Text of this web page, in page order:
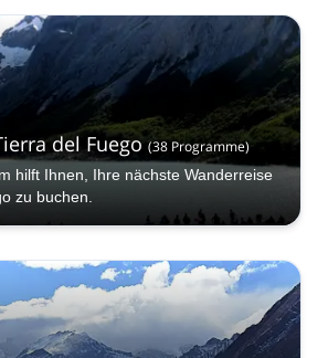
del Fuego (38 Programme)
hilft Ihnen, Ihre nächste Wanderreise
zu buchen.